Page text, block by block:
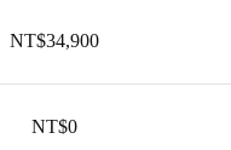
NT$34,900
NT$0